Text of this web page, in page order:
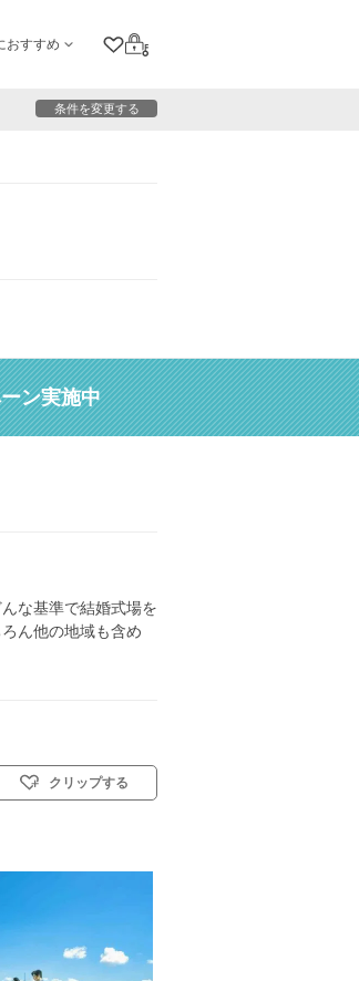
おすすめ
クリップリスト
ログイン
条件を変更する
ン実施中
な基準で結婚式場を
ん他の地域も含め
スト教式)／神前式／人前式／仏前式
クリップする